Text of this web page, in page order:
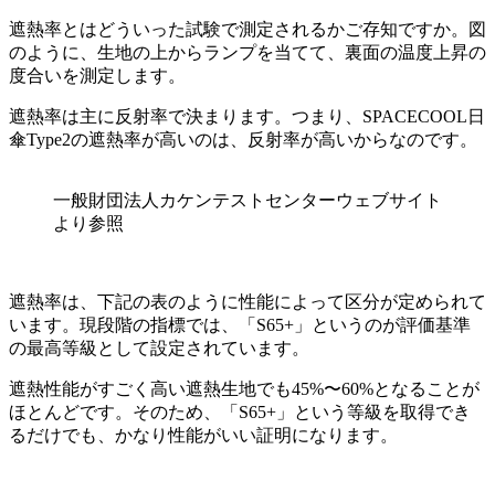
遮熱率とはどういった試験で測定されるかご存知ですか。図
のように、生地の上からランプを当てて、裏面の温度上昇の
度合いを測定します。
遮熱率は主に反射率で決まります。つまり、SPACECOOL日
傘Type2の遮熱率が高いのは、反射率が高いからなのです。
一般財団法人カケンテストセンターウェブサイト
より参照
遮熱率は、下記の表のように性能によって区分が定められて
います。現段階の指標では、「S65+」というのが評価基準
の最高等級として設定されています。
遮熱性能がすごく高い遮熱生地でも45%〜60%となることが
ほとんどです。そのため、「S65+」という等級を取得でき
るだけでも、かなり性能がいい証明になります。